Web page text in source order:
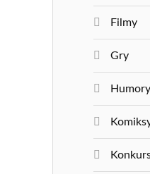
Filmy
Gry